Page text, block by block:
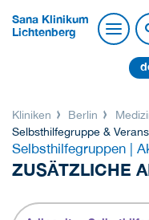
Sana Klinikum
Lichtenberg
Kliniken Berlin
Selbsthilfegruppe &
Selbsthilfegruppen |
ZUSÄTZLICHE